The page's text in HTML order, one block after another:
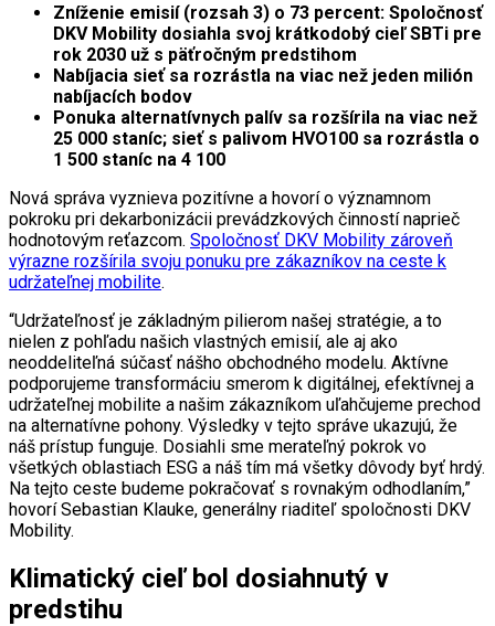
Zníženie emisií (rozsah 3) o 73 percent: Spoločnosť
DKV Mobility dosiahla svoj krátkodobý cieľ SBTi pre
rok 2030 už s päťročným predstihom
Nabíjacia sieť sa rozrástla na viac než jeden milión
nabíjacích bodov
Ponuka alternatívnych palív sa rozšírila na viac než
25 000 staníc; sieť s palivom HVO100 sa rozrástla o
1 500 staníc na 4 100
Nová správa vyznieva pozitívne a hovorí o významnom
pokroku pri dekarbonizácii prevádzkových činností naprieč
hodnotovým reťazcom. Spoločnosť DKV Mobility zároveň
výrazne rozšírila svoju ponuku pre zákazníkov na ceste k
udržateľnej mobilite.
“Udržateľnosť je základným pilierom našej stratégie, a to
nielen z pohľadu našich vlastných emisií, ale aj ako
neoddeliteľná súčasť nášho obchodného modelu. Aktívne
podporujeme transformáciu smerom k digitálnej, efektívnej a
udržateľnej mobilite a našim zákazníkom uľahčujeme prechod
na alternatívne pohony. Výsledky v tejto správe ukazujú, že
náš prístup funguje. Dosiahli sme merateľný pokrok vo
všetkých oblastiach ESG a náš tím má všetky dôvody byť hrdý.
Na tejto ceste budeme pokračovať s rovnakým odhodlaním,”
hovorí Sebastian Klauke, generálny riaditeľ spoločnosti DKV
Mobility.
Klimatický cieľ bol dosiahnutý v
predstihu